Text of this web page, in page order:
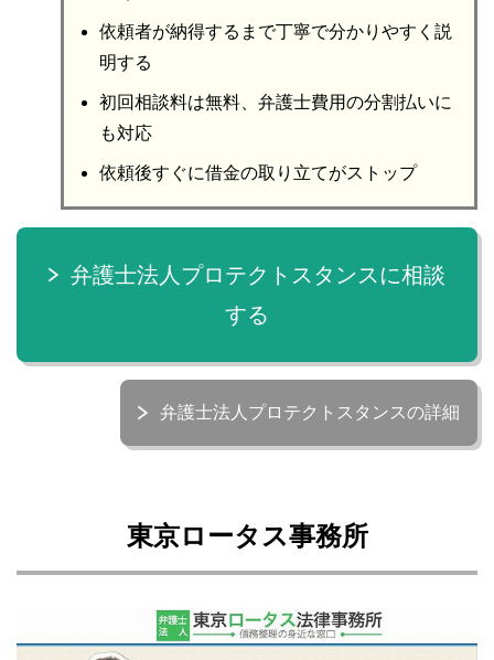
依頼者が納得するまで丁寧で分かりやすく説
明する
初回相談料は無料、弁護士費用の分割払いに
も対応
依頼後すぐに借金の取り立てがストップ
弁護士法人プロテクトスタンスに相談
する
弁護士法人プロテクトスタンスの詳細
東京ロータス事務所